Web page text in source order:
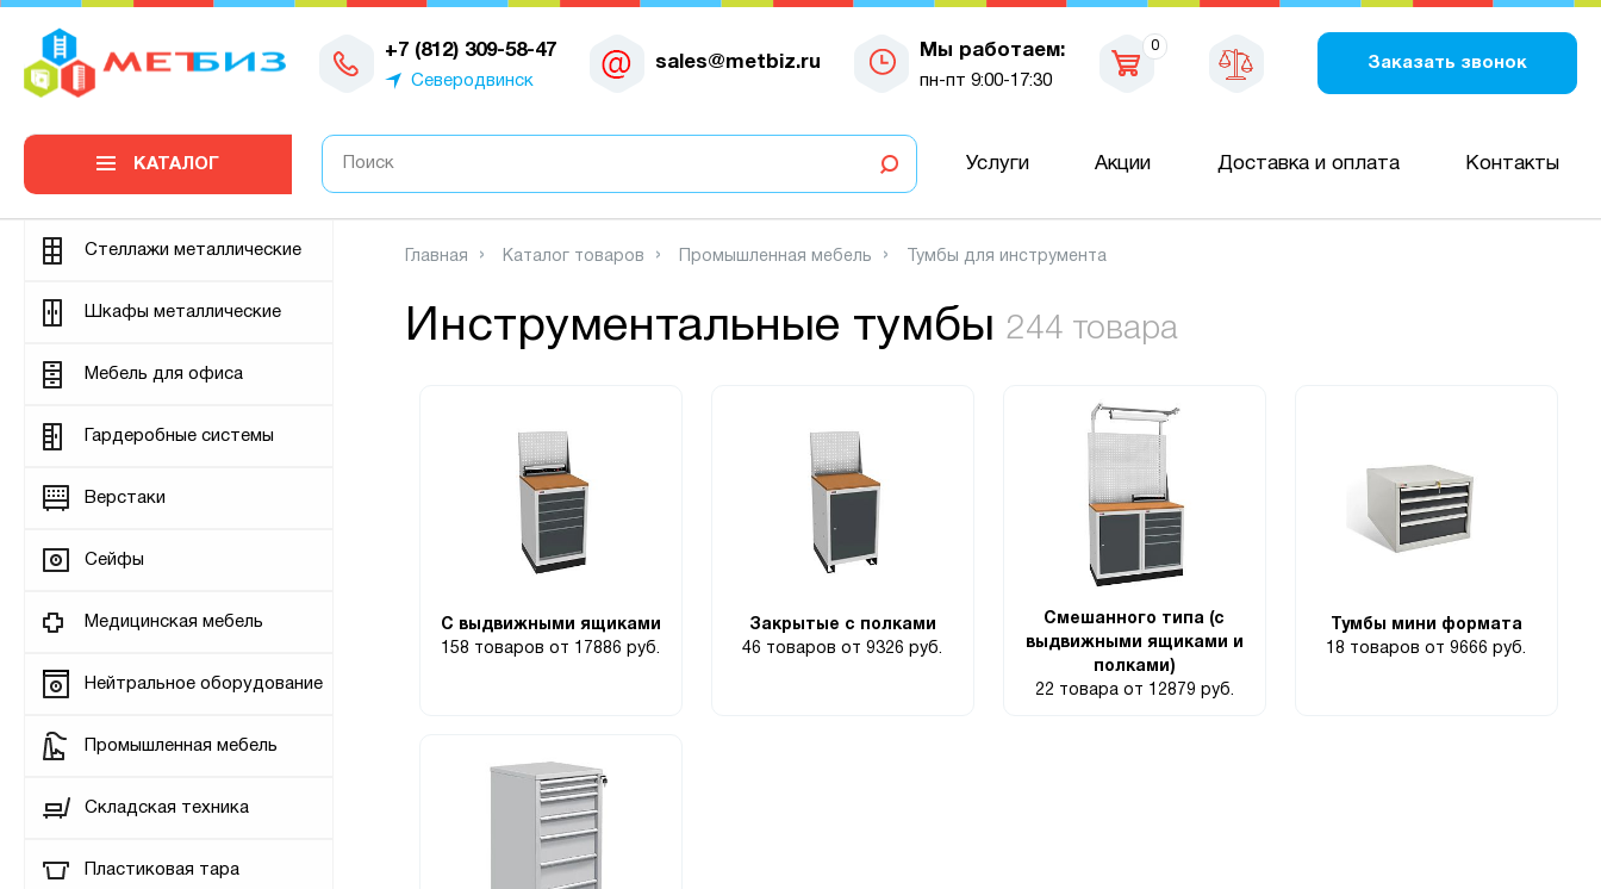
+7 (812) 309-58-47
Северодвинск
sales@metbiz.ru
Мы работаем:
пн-пт 9:00-17:30
0
Заказать звонок
0
КАТАЛОГ Услуги Акции Доставка и оплата Контакты
Стеллажи металлические
Шкафы металлические
Мебель для офиса
Гардеробные системы
Верстаки
Сейфы
Медицинская мебель
Нейтральное оборудование
Промышленная мебель
Складская техника
Пластиковая тара
Главная Каталог товаров Промышленная мебель Тумбы для инструмента
Инструментальные тумбы 244 товара
С выдвижными ящиками
158 товаровот 17886 руб.
Закрытые с полками
46 товаровот 9326 руб.
Смешанного типа (с
выдвижными ящиками и
полками)
22 товара от 12879 руб.
Тумбы мини формата
18 товаровот 9666 руб.